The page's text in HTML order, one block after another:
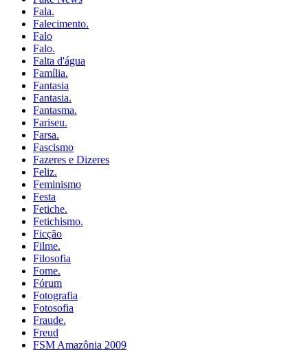
Fala.
Falecimento.
Falo
Falo.
Falta d'água
Família.
Fantasia
Fantasia.
Fantasma.
Fariseu.
Farsa.
Fascismo
Fazeres e Dizeres
Feliz.
Feminismo
Festa
Fetiche.
Fetichismo.
Ficção
Filme.
Filosofia
Fome.
Fórum
Fotografia
Fotosofia
Fraude.
Freud
FSM Amazônia 2009